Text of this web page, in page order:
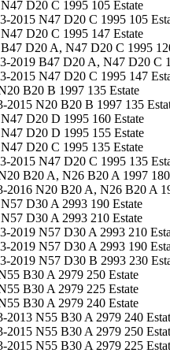
D20 C 1995 105 Estate
2015 N47 D20 C 1995 105
D20 C 1995 147 Estate
D20 A, N47 D20 C 1995
2019 B47 D20 A, N47 D20 C
2015 N47 D20 C 1995 147
B20 B 1997 135 Estate
N20 B20 B 1997 135
D20 D 1995 160 Estate
D20 D 1995 155 Estate
D20 C 1995 135 Estate
2015 N47 D20 C 1995 135
B20 A, N26 B20 A 1997 180
N20 B20 A, N26 B20 A
D30 A 2993 190 Estate
D30 A 2993 210 Estate
2019 N57 D30 A 2993 210
2019 N57 D30 A 2993 190
2019 N57 D30 B 2993 230
B30 A 2979 250 Estate
B30 A 2979 225 Estate
B30 A 2979 240 Estate
N55 B30 A 2979 240
N55 B30 A 2979 250
N55 B30 A 2979 225